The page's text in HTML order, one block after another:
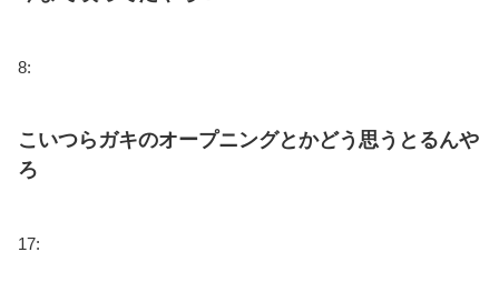
8:
こいつらガキのオープニングとかどう思うとるんや
ろ
17: